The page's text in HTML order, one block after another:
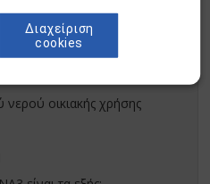
κτηρίων
οικιακής χρήσης
Διαχείριση
cookies